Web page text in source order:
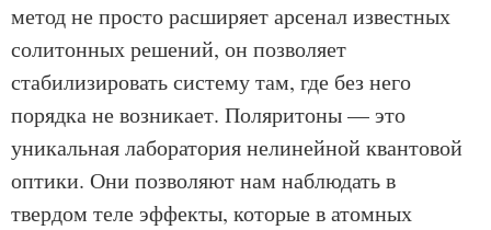
метод не просто расширяет арсенал известных
солитонных решений, он позволяет
стабилизировать систему там, где без него
порядка не возникает. Поляритоны — это
уникальная лаборатория нелинейной квантовой
оптики. Они позволяют нам наблюдать в
твердом теле эффекты, которые в атомных